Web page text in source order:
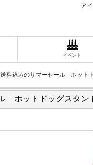
ア
イベント
送料込みのサマーセール「ホット
ホットドッグスタン